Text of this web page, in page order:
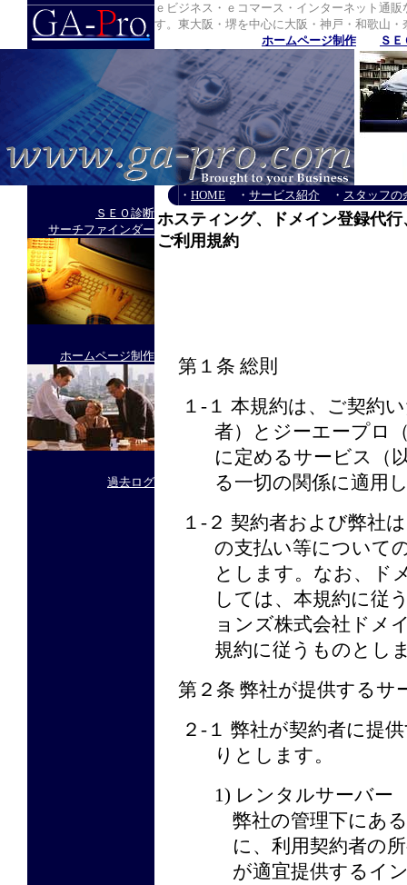
ｅビジネス・ｅコマース・インターネット通
す。東大阪・堺を中心に大阪・神戸・和歌山・
ホームページ制作
Ｓ
・ HOME ・ サービス紹介 ・ スタッフの
ＳＥＯ診断
サーチファインダー
ホームページ制作
過去ログ
ホスティング、ドメイン登録代
ご利用規約
第１条 総則
１-１ 本規約は、ご契約
者）とジーエープロ
に定めるサービス（
る一切の関係に適用
１-２ 契約者および弊社
の支払い等について
とします。なお、ド
しては、本規約に従
ョンズ株式会社ドメ
規約に従うものとし
第２条 弊社が提供するサ
２-１ 弊社が契約者に提
りとします。
1) レンタルサーバー
弊社の管理下にあ
に、利用契約者の
が適宜提供するイ